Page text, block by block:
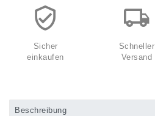
Sicher
einkaufen
Schneller
Versand
Beschreibung